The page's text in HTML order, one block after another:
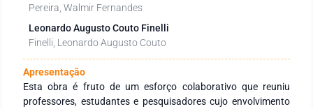
Pereira, Walmir Fernandes
Leonardo Augusto Couto Finelli
Finelli, Leonardo Augusto Couto
Apresentação
Esta obra é fruto de um esforço colaborativo que reuniu
professores, estudantes e pesquisadores cujo envolvimento